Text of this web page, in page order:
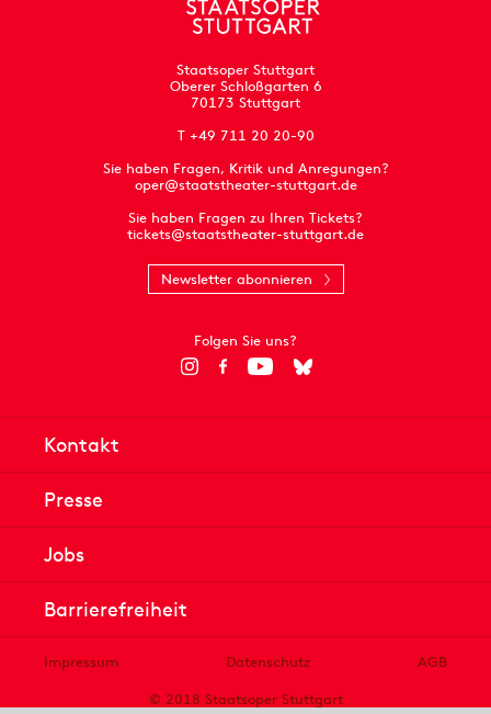
Staatsoper Stuttgart
Oberer Schloßgarten 6
70173 Stuttgart
T +49 711 20 20-90
Sie haben Fragen, Kritik und Anregungen?
oper@staatstheater-stuttgart.de
Sie haben Fragen zu Ihren Tickets?
tickets@staatstheater-stuttgart.de
Newsletter abonnieren
Folgen Sie uns?
Kontakt
Presse
Jobs
Barrierefreiheit
Impressum Datenschutz
AGB
© 2018 Staatsoper Stuttgart